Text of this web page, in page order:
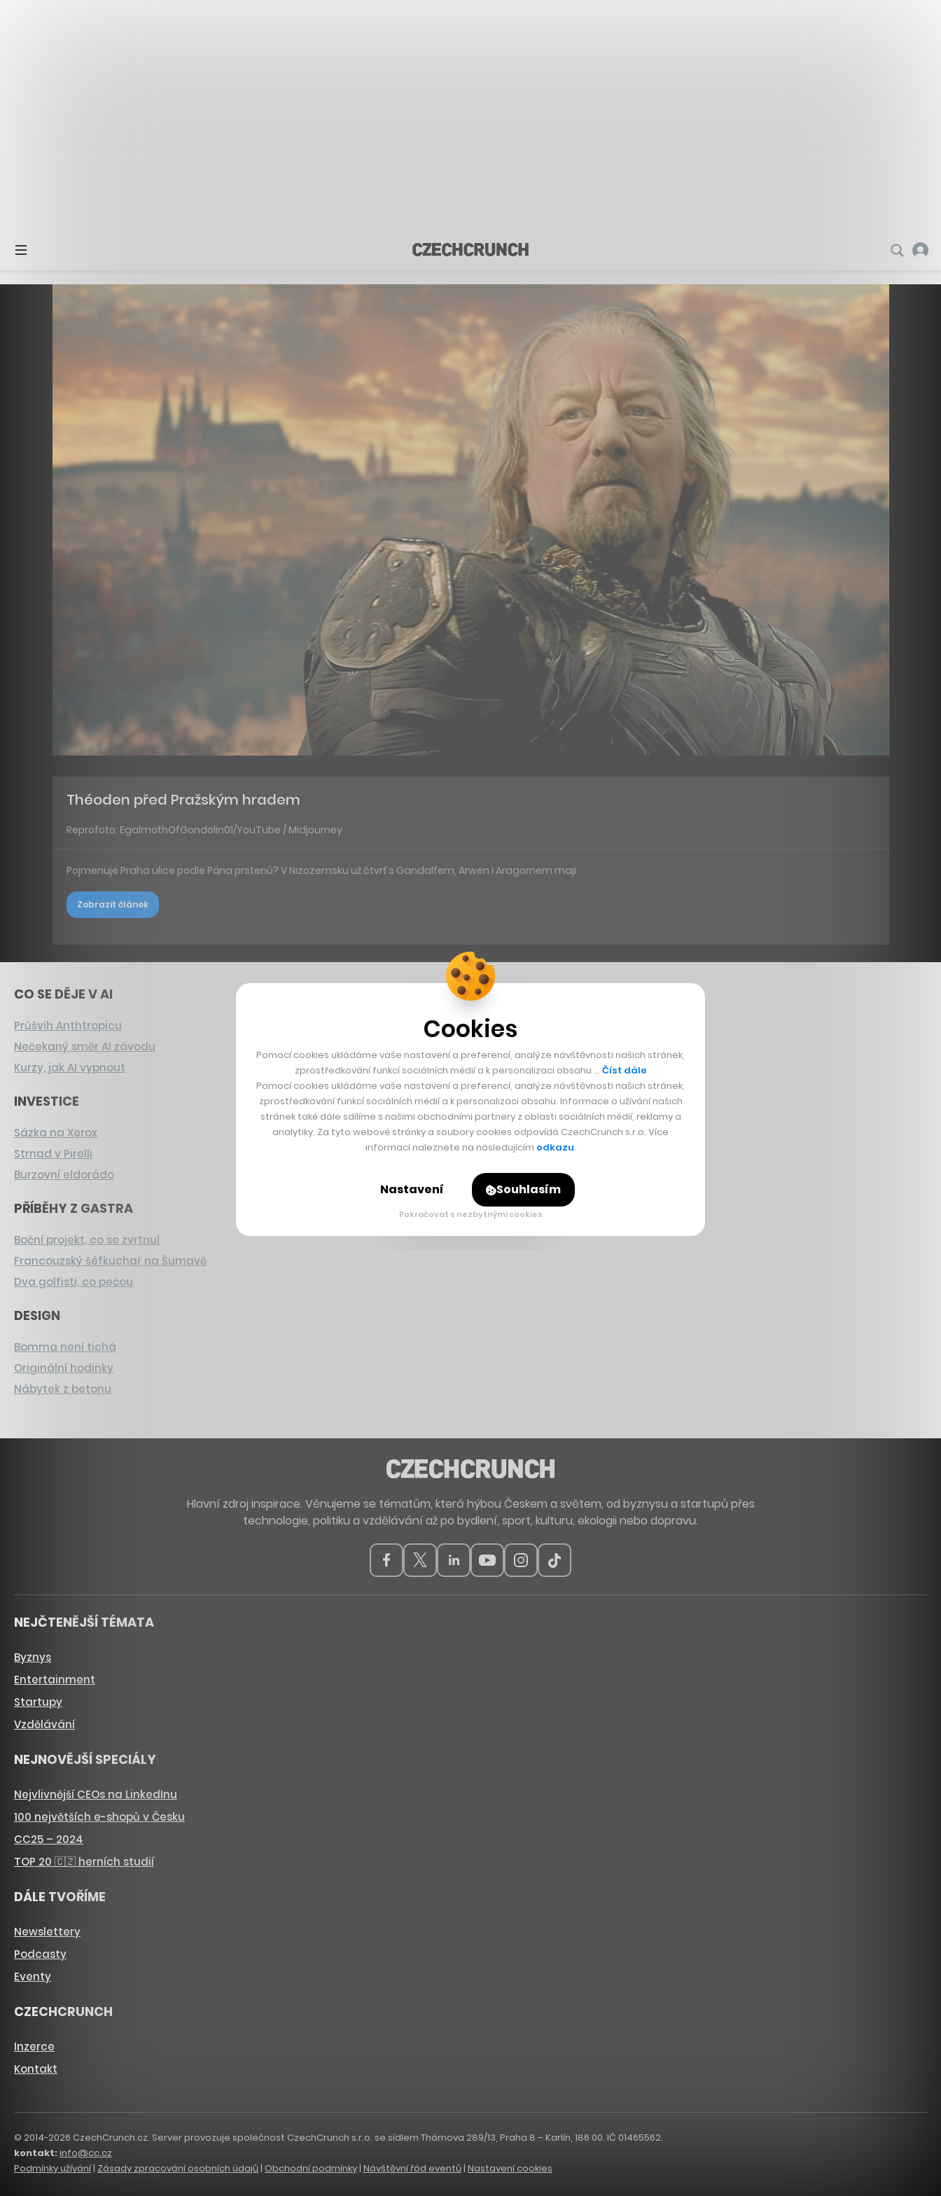
Théoden před Pražským hradem
Reprofoto: EgalmothOfGondolin01/YouTube / Midjourney
Pojmenuje Praha ulice podle Pána prstenů? V Nizozemsku už čtvrť s Gandalfem, Arwen i Aragornem mají
Zobrazit článek
CO SE DĚJE V AI
Průšvih Anthtropicu
Nečekaný směr AI závodu
Kurzy, jak AI vypnout
INVESTICE
Sázka na Xerox
Strnad v Pirelli
Burzovní eldorádo
PŘÍBĚHY Z GASTRA
Boční projekt, co se zvrtnul
Francouzský šéfkuchař na Šumavě
Dva golfisti, co pečou
DESIGN
Bomma není tichá
Originální hodinky
Nábytek z betonu
Hlavní zdroj inspirace. Věnujeme se tématům, která hýbou Českem a světem, od byznysu a startupů přes
technologie, politiku a vzdělávání až po bydlení, sport, kulturu, ekologii nebo dopravu.
NEJČTENĚJŠÍ TÉMATA
Byznys
Entertainment
Startupy
Vzdělávání
NEJNOVĚJŠÍ SPECIÁLY
Nejvlivnější CEOs na LinkedInu
100 největších e-shopů v Česku
CC25 – 2024
TOP 20 🇨🇿 herních studií
DÁLE TVOŘÍME
Newslettery
Podcasty
Eventy
CZECHCRUNCH
Inzerce
Kontakt
© 2014-2026 CzechCrunch.cz. Server provozuje společnost CzechCrunch s.r.o. se sídlem Thámova 289/13, Praha 8 – Karlín, 186 00. IČ 01465562.
kontakt:info@cc.cz
Podmínky užívání| Zásady zpracování osobních údajů | Obchodní podmínky | Návštěvní řád eventů | Nastavení cookies
Cookies
Pomocí cookies ukládáme vaše nastavení a preferencí, analýze návštěvnosti našich stránek,
zprostředkování funkcí sociálních médií a k personalizaci obsahu … Číst dále
Pomocí cookies ukládáme vaše nastavení a preferencí, analýze návštěvnosti našich stránek,
zprostředkování funkcí sociálních médií a k personalizaci obsahu. Informace o užívání našich
stránek také dále sdílíme s našimi obchodními partnery z oblasti sociálních médií, reklamy a
analytiky. Za tyto webové stránky a soubory cookies odpovídá CzechCrunch s.r.o. Více
informací naleznete na následujícím odkazu.
Nastavení Souhlasím
Pokračovat s nezbytnými cookies